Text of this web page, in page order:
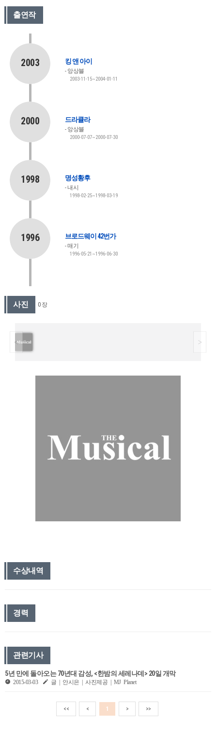
출연작
2003 킹 앤 아이
앙상블
2003-11-15~2004-01-11
2000 드라큘라
앙상블
2000-07-07~2000-07-30
1998 명성황후
내시
1998-02-25~1998-03-19
1996 브로드웨이 42번가
매기
1996-05-21~1996-06-30
사진 0 장
수상내역
경력
관련기사
5년 만에 돌아오는 70년대 감성, <한밤의 세레나데> 20일 개막
2015-03-03 글 | 안시은 | 사진제공 | MJ Planet
<< < 1 > >>